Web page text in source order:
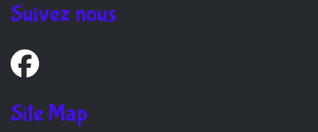
Suivez nous
Site Map